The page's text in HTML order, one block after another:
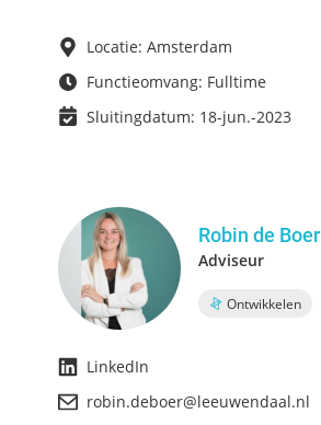
Locatie: Amsterdam
Functieomvang: Fulltime
Sluitingdatum: 18-jun.-2023
Robin de Boer
Adviseur
Ontwikkelen
LinkedIn
robin.deboer@leeuwendaal.nl